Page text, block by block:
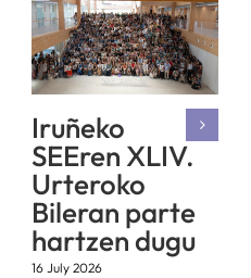
Iruñeko
SEEren XLIV.
Urteroko
Bileran parte
hartzen dugu
16 July 2026